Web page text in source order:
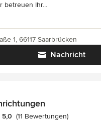
betreuen Ihr...
Nachricht
1, 66117 Saarbrücken
Bewertung: 5 von 5
5,0 (11 Bewertungen)